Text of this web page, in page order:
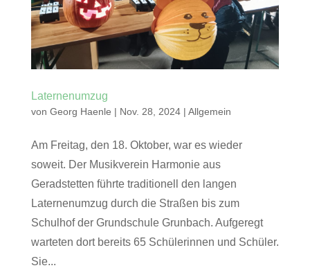
Laternenumzug
von Georg Haenle | Nov. 28, 2024| Allgemein
Am Freitag, den 18. Oktober, war es wieder
soweit. Der Musikverein Harmonie aus
Geradstetten führte traditionell den langen
Laternenumzug durch die Straßen bis zum
Schulhof der Grundschule Grunbach. Aufgeregt
warteten dort bereits 65 Schülerinnen und Schüler.
Sie...